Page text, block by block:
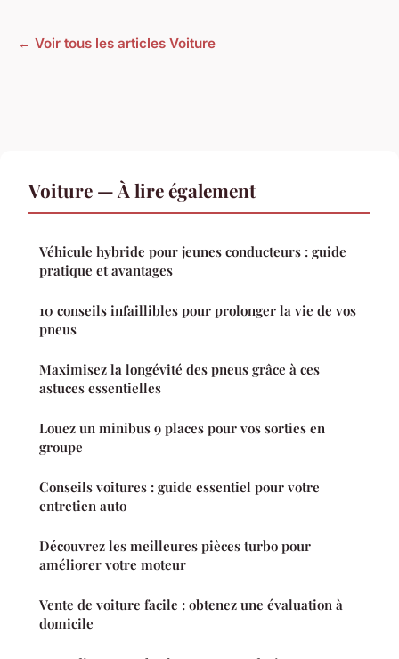
← Voir tous les articles Voiture
Voiture — À lire également
Véhicule hybride pour jeunes conducteurs : guide
pratique et avantages
10 conseils infaillibles pour prolonger la vie de vos
pneus
Maximisez la longévité des pneus grâce à ces
astuces essentielles
Louez un minibus 9 places pour vos sorties en
groupe
Conseils voitures : guide essentiel pour votre
entretien auto
Découvrez les meilleures pièces turbo pour
améliorer votre moteur
Vente de voiture facile : obtenez une évaluation à
domicile